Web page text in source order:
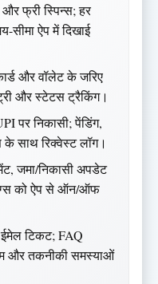
फ्री स्पिन्स; हर
सीमा ऐप में दिखाई
और वॉलेट के जरिए
और स्टेटस ट्रैकिंग।
पर निकासी; पेंडिंग,
साथ रिक्वेस्ट लॉग।
जमा/निकासी अपडेट
को ऐप से ऑन/ऑफ
टिकट; FAQ
और तकनीकी समस्याओं